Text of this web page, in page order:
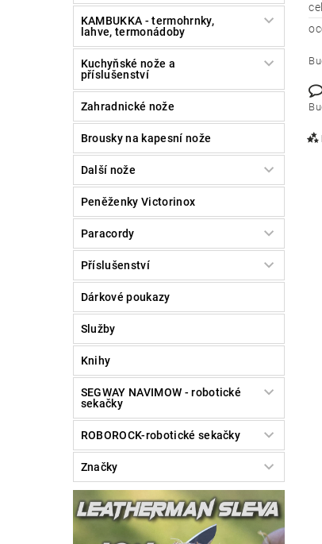
KAMBUKKA - termohrnky,
lahve, termonádoby
Kuchyňské nože a
příslušenství
Zahradnické nože
Brousky na kapesní nože
Další nože
Peněženky Victorinox
Paracordy
Příslušenství
Dárkové poukazy
Služby
Knihy
SEGWAY NAVIMOW - robotické
sekačky
ROBOROCK-robotické sekačky
Značky